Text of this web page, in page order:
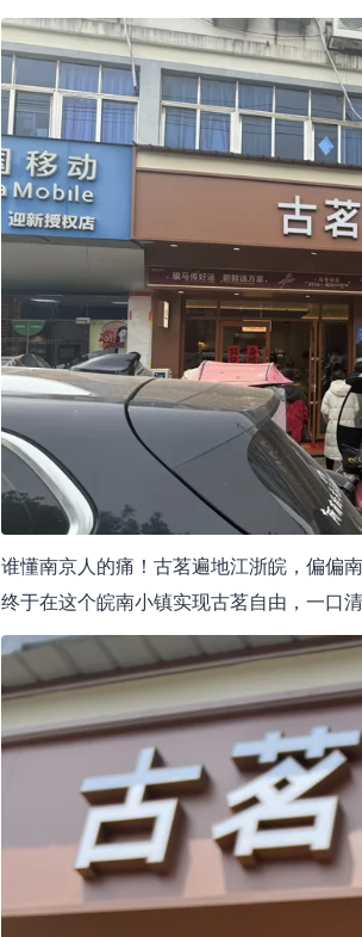
谁懂南京人的痛！古茗遍地江浙皖，偏偏
终于在这个皖南小镇实现古茗自由，一口